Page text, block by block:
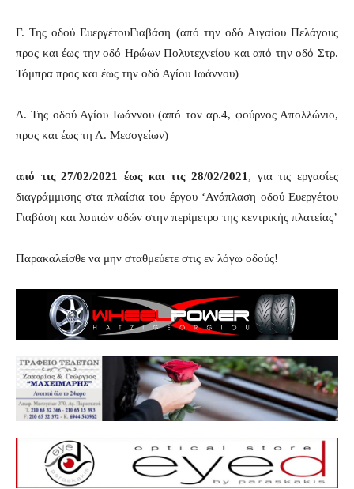
Γ. Της οδού ΕυεργέτουΓιαβάση (από την οδό Αιγαίου Πελάγους
προς και έως την οδό Ηρώων Πολυτεχνείου και από την οδό Στρ.
Τόμπρα προς και έως την οδό Αγίου Ιωάννου)
Δ. Της οδού Αγίου Ιωάννου (από τον αρ.4, φούρνος Απολλώνιο,
προς και έως τη Λ. Μεσογείων)
από τις 27/02/2021 έως και τις 28/02/2021 , για τις εργασίες
διαγράμμισης στα πλαίσια του έργου ‘Ανάπλαση οδού Ευεργέτου
Γιαβάση και λοιπών οδών στην περίμετρο της κεντρικής πλατείας’
Παρακαλείσθε να μην σταθμεύετε στις εν λόγω οδούς!